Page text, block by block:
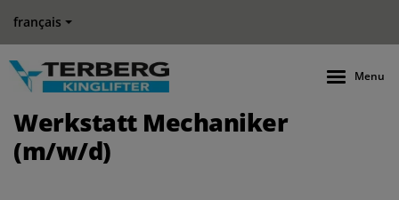
français
Menu
Werkstatt Mechaniker
(m/w/d)